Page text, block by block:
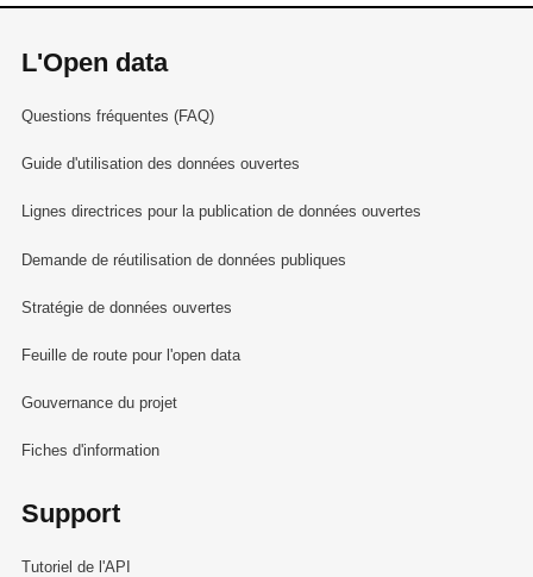
L'Open data
Questions fréquentes (FAQ)
Guide d'utilisation des données ouvertes
Lignes directrices pour la publication de données ouvertes
Demande de réutilisation de données publiques
Stratégie de données ouvertes
Feuille de route pour l'open data
Gouvernance du projet
Fiches d'information
Support
Tutoriel de l'API